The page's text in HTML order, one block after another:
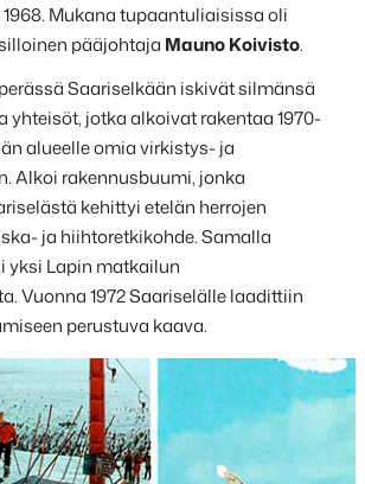
Mukana tupaantuliaisissa oli
pääjohtaja Mauno Koivisto.
Saariselkään iskivät silmänsä
yhteisöt, jotka alkoivat rakentaa 1970-
alueelle omia virkistys- ja
Alkoi rakennusbuumi, jonka
kehittyi etelän herrojen
ja hiihtoretkikohde. Samalla
yksi Lapin matkailun
Vuonna 1972 Saariselälle laadittiin
perustuva kaava.